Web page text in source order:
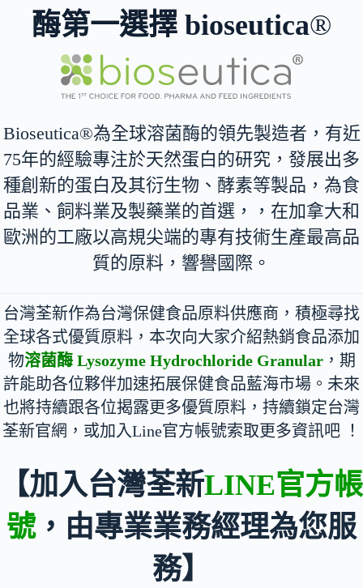
酶第一選擇 bioseutica®
Bioseutica®為全球溶菌酶的領先製造者，有近
75年的經驗專注於天然蛋白的研究，發展出多
種創新的蛋白及其衍生物、酵素等製品，為食
品業、飼料業及製藥業的首選，，在加拿大和
歐洲的工廠以高規尖端的專有技術生產最高品
質的原料，響譽國際。
台灣荃新作為台灣保健食品原料供應商，積極尋找
全球各式優質原料，本次向大家介紹熱銷食品添加
物溶菌酶 Lysozyme Hydrochloride Granular，期
許能助各位夥伴加速拓展保健食品藍海市場。未來
也將持續跟各位揭露更多優質原料，持續鎖定台灣
荃新官網，或加入Line官方帳號索取更多資訊吧 ！
【加入台灣荃新LINE官方帳
號，由專業業務經理為您服
務】